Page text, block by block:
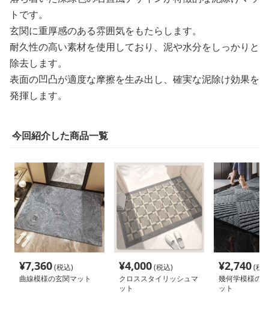
トです。
玄関に重厚感のある雰囲気をもたらします。
耐久性の高い素材を使用しており、泥や水分をしっかりと
除去します。
表面の凹凸が適度な摩擦を生み出し、確実な泥除け効果を
発揮します。
今回紹介した商品一覧
¥7,360(税込)
曲線模様の玄関マット
¥4,000(税込)
クロススタイリッシュマ
ット
¥2,740(税
幾何学模様の
ット